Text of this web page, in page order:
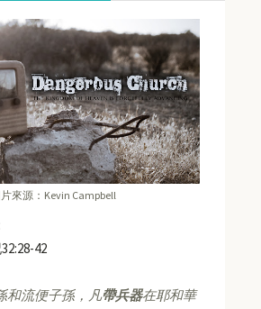
來源：Kevin Campbell
42
和流便子孫，凡帶兵器在耶和華